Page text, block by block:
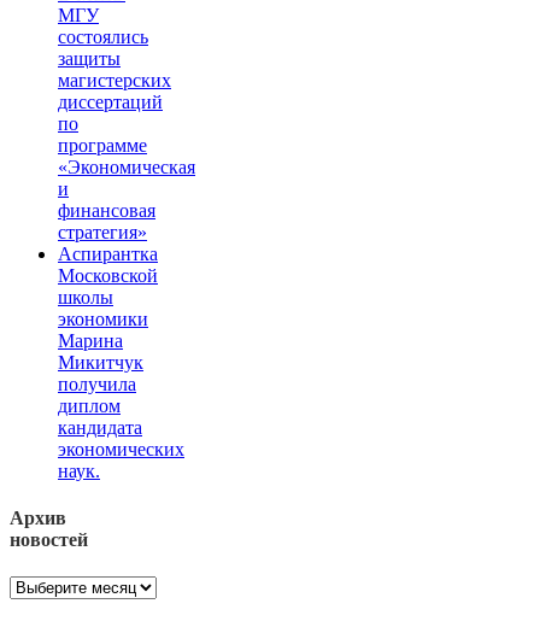
МГУ
состоялись
защиты
магистерских
диссертаций
по
программе
«Экономическая
и
финансовая
стратегия»
Аспирантка
Московской
школы
экономики
Марина
Микитчук
получила
диплом
кандидата
экономических
наук.
Архив
новостей
Архив